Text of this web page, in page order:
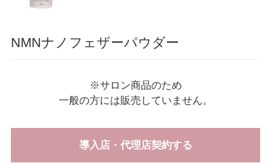
NMNナノフェザーパウダー
※サロン商品のため
一般の方には販売していません。
導入店・代理店契約する